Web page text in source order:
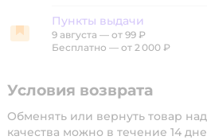
Пункты выдачи
Пункты выдачи
9 августа — от 99 ₽
Бесплатно — от 2 000 ₽
Условия возврата
Обменять или вернуть товар
качества можно в течение 14